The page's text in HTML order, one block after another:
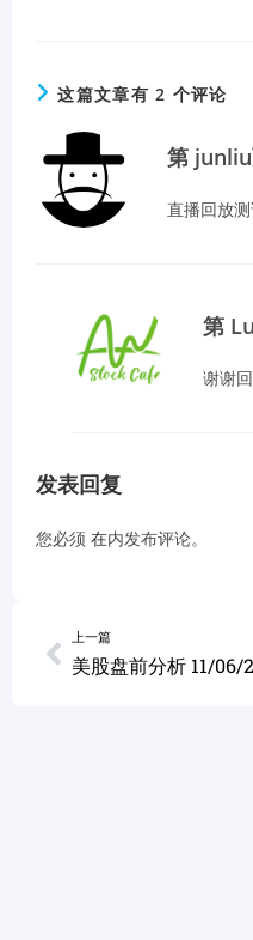
这篇文章有 2 个评论
第
直播回放测
第
谢谢
发表回复
您必须 在内发布评论。
上一篇
美股盘前分析 11/06/